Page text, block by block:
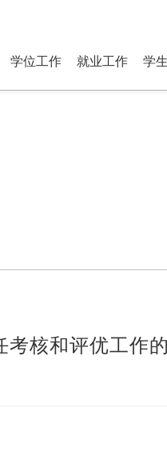
学位工作 就业工作 学
核和评优工作